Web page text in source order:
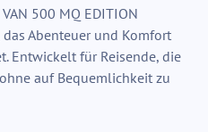
VAN 500 MQ EDITION
Abenteuer und Komfort
Entwickelt für Reisende, die
auf Bequemlichkeit zu